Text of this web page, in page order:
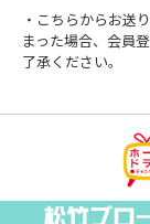
・こちらからお送
まった場合、会員
了承ください。